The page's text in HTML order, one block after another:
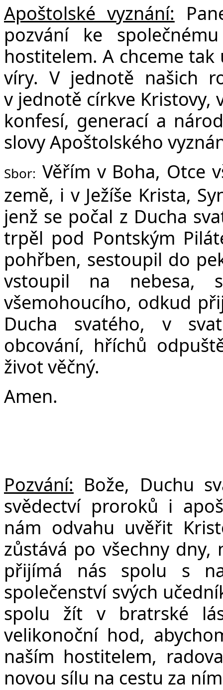
Apoštolské vyznání:
pozvání ke
hostitelem. A chceme
víry. V jednotě našich
v jednotě církve Kristovy,
konfesí, generací a
slovy Apoštolského
Sbor: Věřím v Boha, Otce
země, i v Ježíše Krista,
jenž se počal z Ducha
trpěl pod Pontským
pohřben, sestoupil do
vstoupil na nebesa,
všemohoucího, odkud
Ducha svatého, v
obcování, hříchů
život věčný.
Amen.
Pozvání: Bože, Duchu
svědectví proroků i
nám odvahu uvěřit
zůstává po všechny dny,
přijímá nás spolu s
společenství svých
spolu žít v bratrské
velikonoční hod,
naším hostitelem,
novou sílu na cestu za